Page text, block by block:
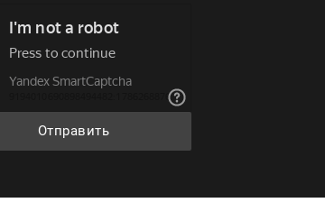
Отправить